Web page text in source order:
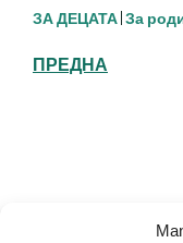
ЗА ДЕЦАТА|За
ПРЕДНА
Българска